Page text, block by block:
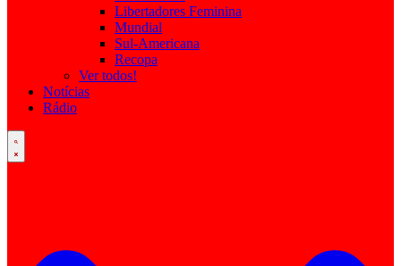
Libertadores Feminina
Mundial
Sul-Americana
Recopa
Ver todos!
Notícias
Rádio